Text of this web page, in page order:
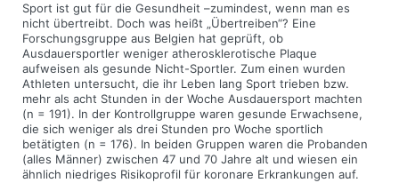
Sport ist gut für die Gesundheit –zumindest, wenn man es
nicht übertreibt. Doch was heißt „Übertreiben“? Eine
Forschungsgruppe aus Belgien hat geprüft, ob
Ausdauersportler weniger atherosklerotische Plaque
aufweisen als gesunde Nicht-Sportler. Zum einen wurden
Athleten untersucht, die ihr Leben lang Sport trieben bzw.
mehr als acht Stunden in der Woche Ausdauersport machten
(n = 191). In der Kontrollgruppe waren gesunde Erwachsene,
die sich weniger als drei Stunden pro Woche sportlich
betätigten (n = 176). In beiden Gruppen waren die Probanden
(alles Männer) zwischen 47 und 70 Jahre alt und wiesen ein
ähnlich niedriges Risikoprofil für koronare Erkrankungen auf.